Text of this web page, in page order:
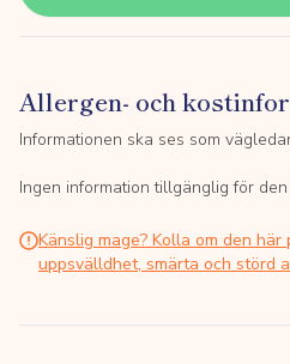
Allergen- och
Informationen ska ses som
Ingen information tillgänglig för
Känslig mage? Kolla om den
uppsvälldhet, smärta och störd